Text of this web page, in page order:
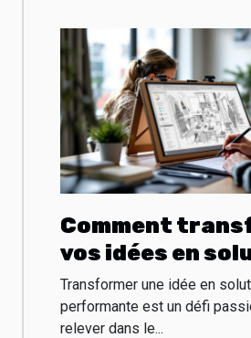
Comment
vos idées en
digitales
?
Transformer une idée en
performante est un défi
relever dans le...